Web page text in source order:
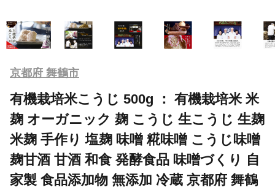
京都府 舞鶴市
有機栽培米こうじ 500g ： 有機栽培米 米
麹 オーガニック 麹 こうじ 生こうじ 生麹
米麹 手作り 塩麹 味噌 糀味噌 こうじ味噌
麹甘酒 甘酒 和食 発酵食品 味噌づくり 自
家製 食品添加物 無添加 冷蔵 京都府 舞鶴